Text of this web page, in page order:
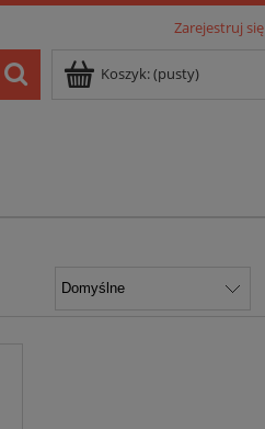
Zarejestruj się
Koszyk:(pusty)